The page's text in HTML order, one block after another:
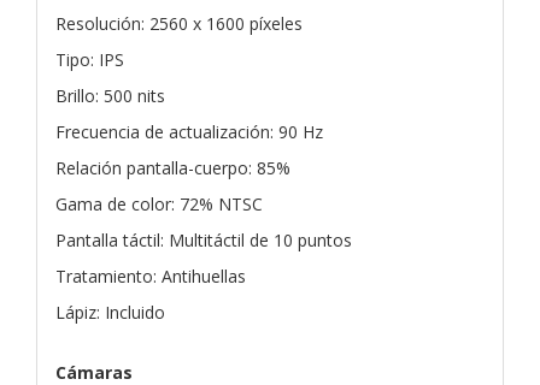
Resolución: 2560 x 1600 píxeles
Tipo: IPS
Brillo: 500 nits
Frecuencia de actualización: 90 Hz
Relación pantalla-cuerpo: 85%
Gama de color: 72% NTSC
Pantalla táctil: Multitáctil de 10 puntos
Tratamiento: Antihuellas
Lápiz: Incluido
Cámaras